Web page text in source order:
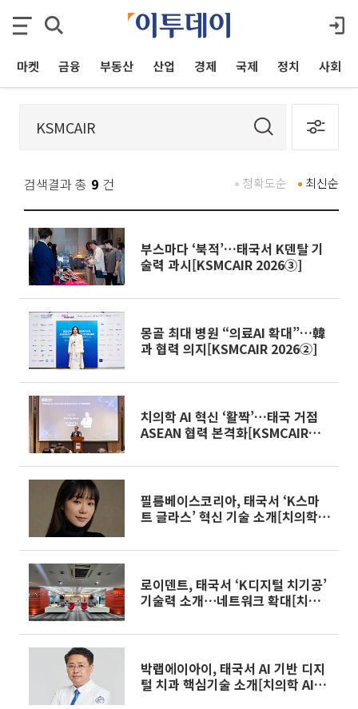
마켓 금융 부동산 산업 경제 국제 정치 사회
검색결과 총 9 건 최신순
정확도순
부스마다 ‘북적’…태국서 K덴탈 기
술력 과시[KSMCAIR 2026③]
몽골 최대 병원 “의료AI 확대”…韓
과 협력 의지[KSMCAIR 2026②]
치의학 AI 혁신 ‘활짝’…태국 거점
ASEAN 협력 본격화[KSMCAIR
필름베이스코리아, 태국서 ‘K스마
트 글라스’ 혁신 기술 소개[치의학
로이덴트, 태국서 ‘K디지털 치기공’
기술력 소개⋯네트워크 확대[치의
박랩에이아이, 태국서 AI 기반 디지
털 치과 핵심기술 소개[치의학 AI혁